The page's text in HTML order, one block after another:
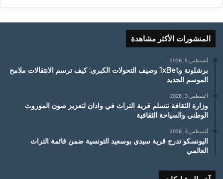
المنشورات الأكثر مشاهدة
أغسطس 5, 2026
برشلونة و1xBet وصيف التحولات الكبرى: كيف ترسم الانتقالات ملامح
الموسم الجديد
أغسطس 3, 2026
وزارة الثقافة تتسلم قرية التراث في وادان لتعزيز صون الموروث
الوطني والسياحة الثقافية
أغسطس 3, 2026
اليونسكو تدرج قرية سيدي بوسعيد التونسية ضمن قائمة التراث
العالمي